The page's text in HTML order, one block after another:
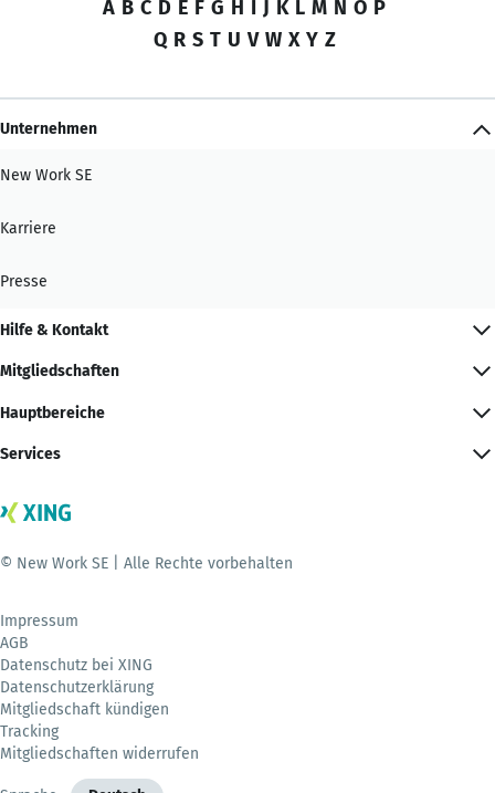
A B C D E F G H I J K L M N O P
Q R S T U V W X Y Z
Unternehmen
New Work SE
Karriere
Presse
Hilfe & Kontakt
Mitgliedschaften
Hauptbereiche
Services
© New Work SE | Alle Rechte vorbehalten
Impressum
AGB
Datenschutz bei XING
Datenschutzerklärung
Mitgliedschaft kündigen
Tracking
Mitgliedschaften widerrufen